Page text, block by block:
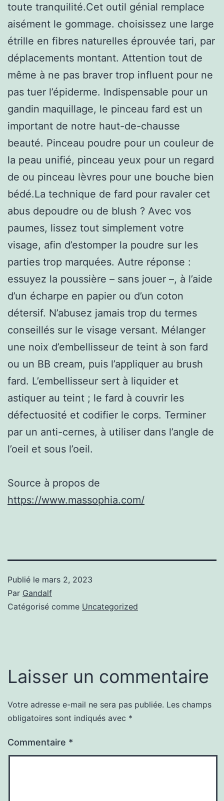
toute tranquilité.Cet outil génial remplace
aisément le gommage. choisissez une large
étrille en fibres naturelles éprouvée tari, par
déplacements montant. Attention tout de
même à ne pas braver trop influent pour ne
pas tuer l’épiderme. Indispensable pour un
gandin maquillage, le pinceau fard est un
important de notre haut-de-chausse
beauté. Pinceau poudre pour un couleur de
la peau unifié, pinceau yeux pour un regard
de ou pinceau lèvres pour une bouche bien
bédé.La technique de fard pour ravaler cet
abus depoudre ou de blush ? Avec vos
paumes, lissez tout simplement votre
visage, afin d’estomper la poudre sur les
parties trop marquées. Autre réponse :
essuyez la poussière – sans jouer –, à l’aide
d’un écharpe en papier ou d’un coton
détersif. N’abusez jamais trop du termes
conseillés sur le visage versant. Mélanger
une noix d’embellisseur de teint à son fard
ou un BB cream, puis l’appliquer au brush
fard. L’embellisseur sert à liquider et
astiquer au teint ; le fard à couvrir les
défectuosité et codifier le corps. Terminer
par un anti-cernes, à utiliser dans l’angle de
l’oeil et sous l’oeil.
Source à propos de
https://www.massophia.com/
Publié le mars 2, 2023
Par Gandalf
Catégorisé comme Uncategorized
Laisser un commentaire
Votre adresse e-mail ne sera pas publiée. Les champs
obligatoires sont indiqués avec *
Commentaire *